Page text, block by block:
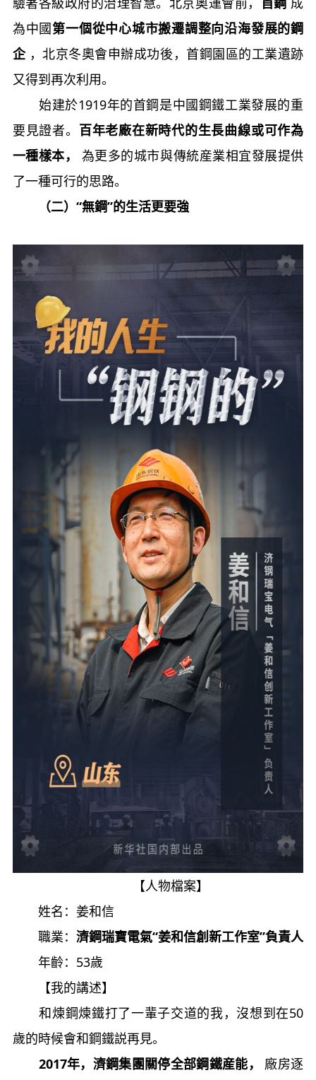
為中國第一個從中心城市搬遷調整向沿海發展的鋼
企，北京冬奧會申辦成功後，首鋼園區的工業遺跡
又得到再次利用。
始建於1919年的首鋼是中國鋼鐵工業發展的重
要見證者。 百年老廠在新時代的生長曲線或可作為
一種樣本，
為更多的城市與傳統産業相宜發展提供
了一種可行的思路。
（二）“無鋼”的生活更要強
【人物檔案】
姓名：姜和信
職業： 濟鋼瑞寶電氣“姜和信創新工作室”負責人
年齡：53歲
【我的講述】
和煉鋼煉鐵打了一輩子交道的我，沒想到在50
歲的時候會和鋼鐵説再見。
2017年，濟鋼集團關停全部鋼鐵産能，
廠房逐